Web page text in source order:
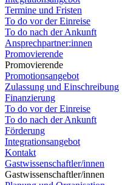
Termine und Fristen
To do vor der Einreise
To do nach der Ankunft
Ansprechpartner:innen
Promovierende
Promovierende
Promotionsangebot
Zulassung und Einschreibung
Finanzierung
To do vor der Einreise
To do nach der Ankunft
Förderung
Integrationsangebot
Kontakt
Gastwissenschaftler/innen
Gastwissenschaftler/innen